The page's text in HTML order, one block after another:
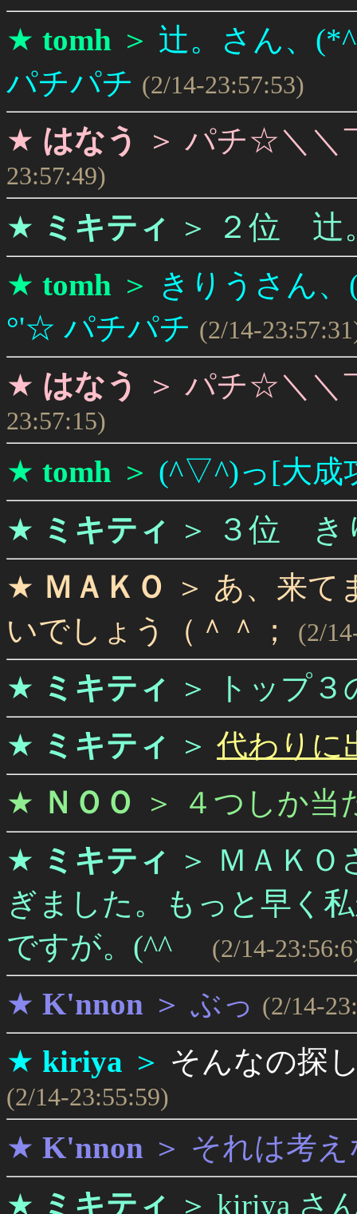
★ tomh ＞ 辻。さん、
パチパチ (2/14-23:57:53)
★ はなう ＞ パチ☆＼＼
23:57:49)
★ ミキティ ＞ ２位 辻
★ tomh ＞
きりうさん
°'☆ パチパチ (2/14-
★ はなう ＞ パチ☆＼＼
23:57:15)
★ tomh ＞ (^▽^)っ[大成
★ ミキティ ＞ ３位 き
★ ＭＡＫＯ ＞ あ、来て
いでしょう（＾＾；
(2/
★ ミキティ ＞
トップ
★ ミキティ ＞ 代わりに
★ ＮＯＯ ＞
４つしか当
★ ミキティ ＞
ＭＡＫＯ
ぎました。もっと早く
ですが。(^^ゞ
(2/14-
★ K'nnon ＞ ぶっ (2/14-
★ kiriya ＞ そんなの探
(2/14-23:55:59)
★ K'nnon ＞ それは考
★ ミキティ ＞ kiriya さ